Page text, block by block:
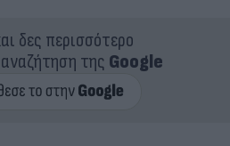
δες περισσότερο
της Google